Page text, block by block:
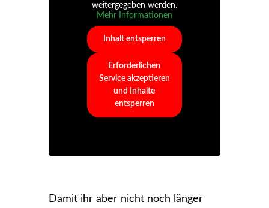
weitergegeben werden.
Mehr Informationen
Inhalt entsperren
Erforderlichen
Service akzeptieren
und Inhalte
entsperren
Damit ihr aber nicht noch länger